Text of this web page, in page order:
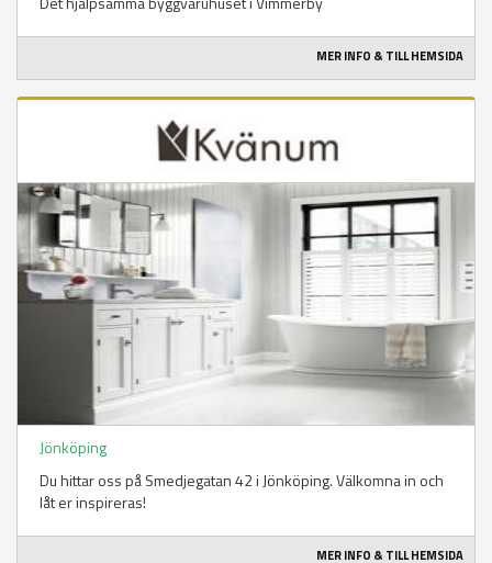
MER INFO & TILL HEMSIDA
Jönköping
Du hittar oss på Smedjegatan 42 i Jönköping. Välkomna in och
låt er inspireras!
MER INFO & TILL HEMSIDA